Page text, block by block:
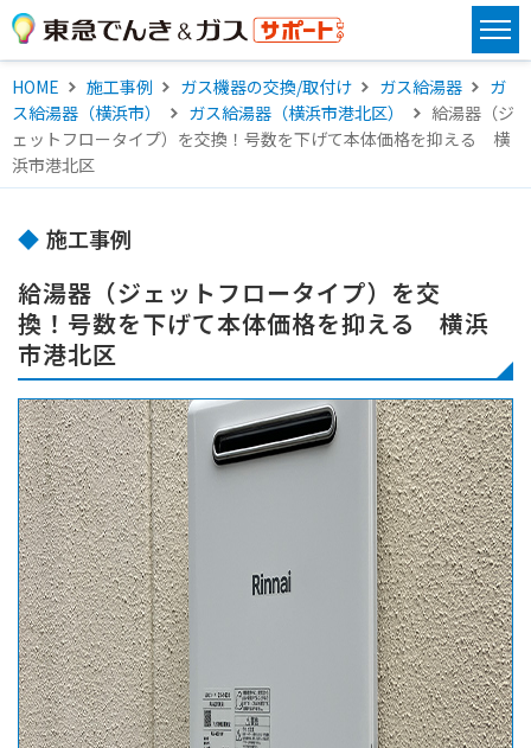
HOME 施工事例 ガス機器の交換/取付け ガス給湯器
ガ
ス給湯器（横浜市）
ガス給湯器（横浜市港北区）
給湯器（ジ
ェットフロータイプ）を交換！号数を下げて本体価格を抑える 横
浜市港北区
施工事例
給湯器（ジェットフロータイプ）を交
換！号数を下げて本体価格を抑える 横浜
市港北区